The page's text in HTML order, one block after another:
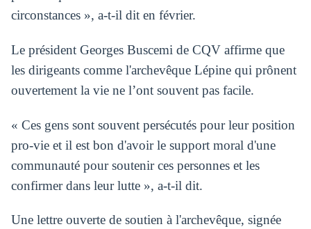
circonstances », a-t-il dit en février.
Le président Georges Buscemi de CQV affirme que
les dirigeants comme l'archevêque Lépine qui prônent
ouvertement la vie ne l’ont souvent pas facile.
« Ces gens sont souvent persécutés pour leur position
pro-vie et il est bon d'avoir le support moral d'une
communauté pour soutenir ces personnes et les
confirmer dans leur lutte », a-t-il dit.
Une lettre ouverte de soutien à l'archevêque, signée